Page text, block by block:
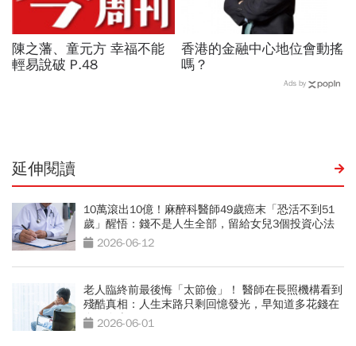
陳之藩、童元方 幸福不能
輕易說破 P.48
香港的金融中心地位會動搖
嗎？
Ads by
延伸閱讀
10萬滾出10億！麻醉科醫師49歲癌末「恐活不到51
歲」醒悟：錢不是人生全部，留給女兒3個投資心法
2026-06-12
老人臨終前最後悔「太節儉」！ 醫師在長照機構看到
殘酷真相：人生末路只剩回憶發光，早知道多花錢在
自己身上
2026-06-01